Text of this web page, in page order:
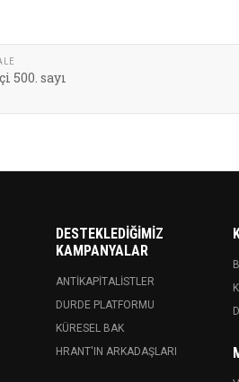
500. sayı
DESTEKLEDIĞIMIZ
KAMPANYALAR
ANTIKAPITALISTLER
DURDE PLATFORMU
KÜRESEL BAK
HRANT'IN ARKADAŞLARI